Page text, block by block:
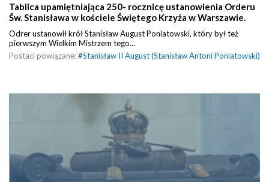
Tablica upamiętniająca 250- rocznicę ustanowienia Orderu
Św. Stanisława w kościele Świętego Krzyża w Warszawie.
Odrer ustanowił krół Stanisław August Poniatowski, który był też
pierwszym Wielkim Mistrzem tego...
Postaci powiązane:#Stanisław II August (Stanisław Antoni Poniatowski)